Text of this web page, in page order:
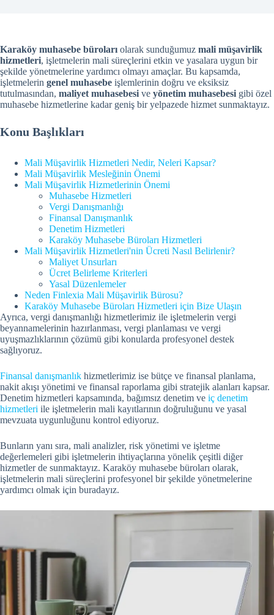
Karaköy muhasebe büroları olarak sunduğumuz mali müşavirlik
hizmetleri, işletmelerin mali süreçlerini etkin ve yasalara uygun bir
şekilde yönetmelerine yardımcı olmayı amaçlar. Bu kapsamda,
işletmelerin genel muhasebe işlemlerinin doğru ve eksiksiz
tutulmasından, maliyet muhasebesi ve yönetim muhasebesi gibi özel
muhasebe hizmetlerine kadar geniş bir yelpazede hizmet sunmaktayız.
Konu Başlıkları
Mali Müşavirlik Hizmetleri Nedir, Neleri Kapsar?
Mali Müşavirlik Mesleğinin Önemi
Mali Müşavirlik Hizmetlerinin Önemi
Muhasebe Hizmetleri
Vergi Danışmanlığı
Finansal Danışmanlık
Denetim Hizmetleri
Karaköy Muhasebe Büroları Hizmetleri
Mali Müşavirlik Hizmetleri'nin Ücreti Nasıl Belirlenir?
Maliyet Unsurları
Ücret Belirleme Kriterleri
Yasal Düzenlemeler
Neden Finlexia Mali Müşavirlik Bürosu?
Karaköy Muhasebe Büroları Hizmetleri için Bize Ulaşın
Ayrıca, vergi danışmanlığı hizmetlerimiz ile işletmelerin vergi
beyannamelerinin hazırlanması, vergi planlaması ve vergi
uyuşmazlıklarının çözümü gibi konularda profesyonel destek
sağlıyoruz.
Finansal danışmanlık hizmetlerimiz ise bütçe ve finansal planlama,
nakit akışı yönetimi ve finansal raporlama gibi stratejik alanları kapsar.
Denetim hizmetleri kapsamında, bağımsız denetim ve iç denetim
hizmetleri ile işletmelerin mali kayıtlarının doğruluğunu ve yasal
mevzuata uygunluğunu kontrol ediyoruz.
Bunların yanı sıra, mali analizler, risk yönetimi ve işletme
değerlemeleri gibi işletmelerin ihtiyaçlarına yönelik çeşitli diğer
hizmetler de sunmaktayız. Karaköy muhasebe büroları olarak,
işletmelerin mali süreçlerini profesyonel bir şekilde yönetmelerine
yardımcı olmak için buradayız.